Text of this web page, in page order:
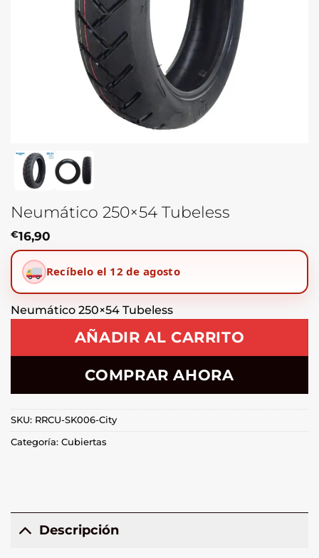
Neumático 250×54 Tubeless
€16,90
Recíbelo el 12 de agosto
Neumático 250×54 Tubeless
AÑADIR AL CARRITO
COMPRAR AHORA
SKU: RRCU-SK006-City
Categoría: Cubiertas
Descripción